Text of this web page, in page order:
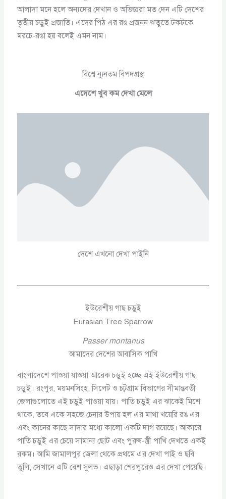
আলাদা মনে হলে অন্যদের দেখান ও অভিজ্ঞরা মত দেন এটি দেশের
তৃতীয় চড়ুই প্রজাতি। এদের পিঠ এর রঙ প্রজনন ঋতুতে টকটকে
মরচে-রঙা হয় বলেই এমন নাম।
বিশ্বে ন্যুনতম বিপদগ্রস্থ
এদেশে খুব কম দেখা মেলে
দেশে এখনো দেখা পাইনি
ইউরেশীয় গাছ চড়ুই
Eurasian Tree Sparrow
Passer montanus
আমাদের দেশের আবাসিক পাখি
বাংলাদেশে পাওয়া যাওয়া আরেক চড়ুই হচ্ছে এই ইউরেশীয় গাছ
চড়ুই। রংপুর, ময়মনসিংহ, সিলেট ও চট্বগ্রাম বিভাগের সীমান্তবর্তী
জেলাগুলোতে এই চড়ুই পাওয়া যায়। পাতি চড়ুই এর ঝাকেই মিশে
থাকে, তবে একে সহজে চেনার উপায় হল এর মাথা খয়েরি রঙ এর
এবং কানের কাছে সাদার মধ্যে কালো একটি দাগ রয়েছে। আকারে
পাতি চড়ুই এর চেয়ে সামান্য ছোট এবং পুরুষ-স্ত্রী পাখি দেখতে একই
রকম। আমি জামালপুর জেলা থেকে প্রথমে এর দেখা পাই ও ছবি
তুলি, সেখানে এটি বেশ সুলভ। এছাড়া শেরপুরেও এর দেখা পেয়েছি।